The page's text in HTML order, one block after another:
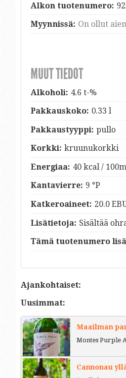
Alkon tuotenumero:
Myynnissä: On ollut
MUUT TIEDOT
Alkoholi: 4.6 t-%
Pakkauskoko: 0.33 l
Pakkaustyyppi: pullo
Korkki: kruunukorkki
Energiaa: 40 kcal /
Kantavierre: 9 °P
Katkeroaineet: 20.0
Lisätietoja: Sisältää
Tämä tuotenumero
Ajankohtaiset:
Uusimmat:
Maailman
Montes Purple
Cannonau